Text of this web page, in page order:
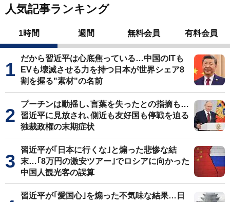
人気記事ランキング
1時間 週間 無料会員 有料会員
だから習近平は心底焦っている…中国のITも
EVも壊滅させる力を持つ日本が世界シェア8
割を握る"素材"の名前
プーチンは動揺し､言葉を失ったとの指摘も…
習近平に見放され､側近も友好国も停戦を迫る
独裁政権の末期症状
習近平が｢日本に行くな｣と煽った悲惨な結
末…｢8万円の激安ツアー｣でロシアに向かった
中国人観光客の誤算
習近平が｢愛国心｣を煽った不気味な結果…日